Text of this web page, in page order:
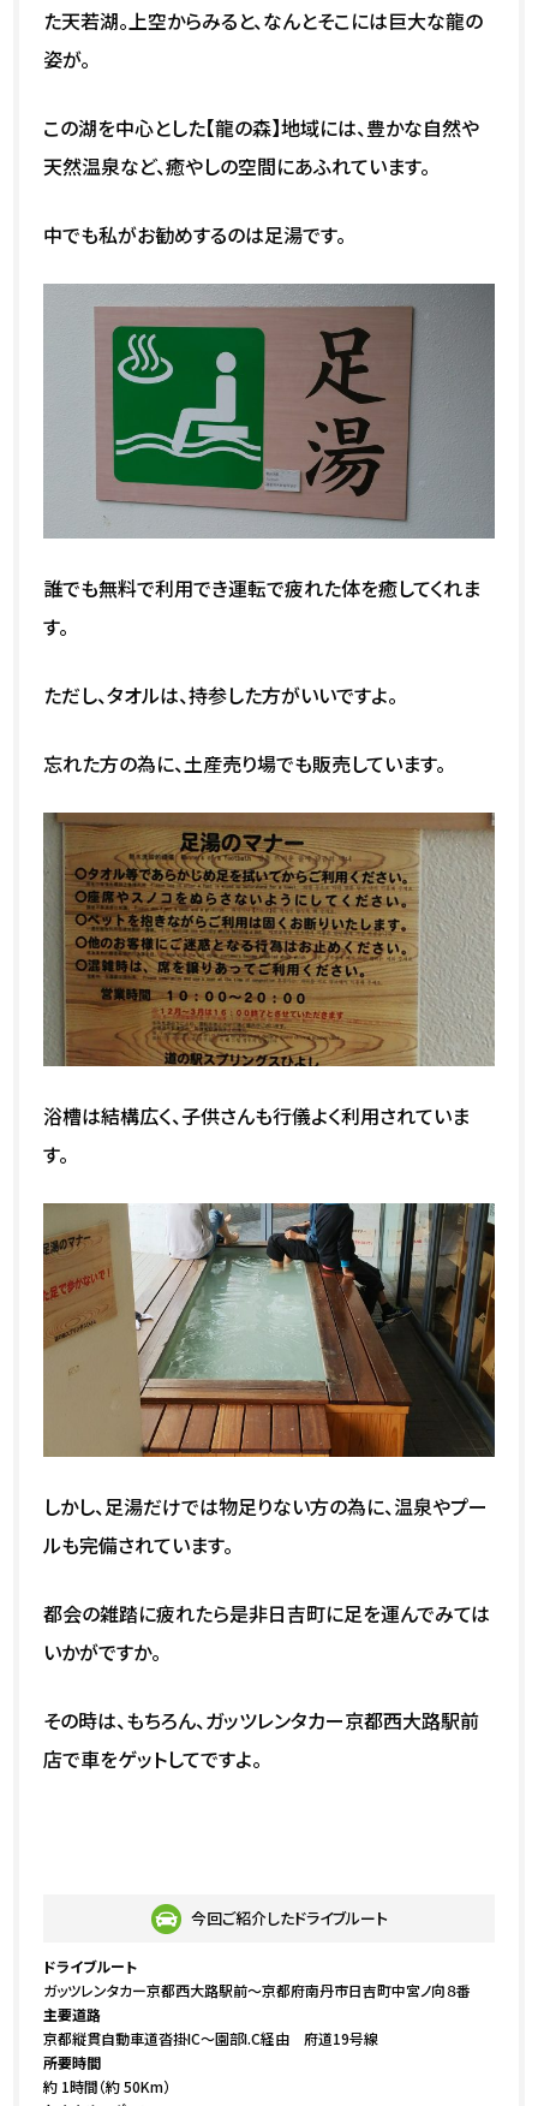
た天若湖。上空からみると、なんとそこには巨大な龍の
姿が。
この湖を中心とした【龍の森】地域には、豊かな自然や
天然温泉など、癒やしの空間にあふれています。
中でも私がお勧めするのは足湯です。
誰でも無料で利用でき運転で疲れた体を癒してくれま
す。
ただし、タオルは、持参した方がいいですよ。
忘れた方の為に、土産売り場でも販売しています。
浴槽は結構広く、子供さんも行儀よく利用されていま
す。
しかし、足湯だけでは物足りない方の為に、温泉やプー
ルも完備されています。
都会の雑踏に疲れたら是非日吉町に足を運んでみては
いかがですか。
その時は、もちろん、ガッツレンタカー京都西大路駅前
店で車をゲットしてですよ。
今回ご紹介したドライブルート
ドライブルート
ガッツレンタカー京都西大路駅前～京都府南丹市日吉町中宮ノ向８番
主要道路
京都縦貫自動車道沓掛IC～園部I.C経由 府道19号線
所要時間
約 1時間（約 50Km）